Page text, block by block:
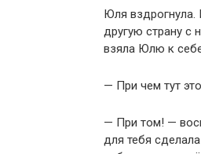
Юля вздрогнула.
другую страну с
взяла Юлю к
— При чем тут
— При том! —
для тебя